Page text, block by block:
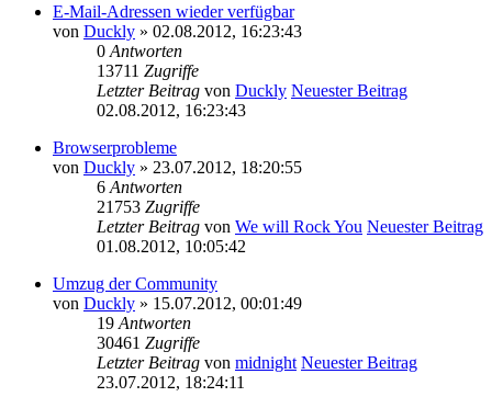
E-Mail-Adressen wieder verfügbar
von Duckly » 02.08.2012, 16:23:43
0 Antworten
13711 Zugriffe
Letzter Beitrag von Duckly Neuester Beitrag
02.08.2012, 16:23:43
Browserprobleme
von Duckly » 23.07.2012, 18:20:55
6 Antworten
21753 Zugriffe
Letzter Beitrag von We will Rock You Neuester Beitrag
01.08.2012, 10:05:42
Umzug der Community
von Duckly » 15.07.2012, 00:01:49
19 Antworten
30461 Zugriffe
Letzter Beitrag von midnight Neuester Beitrag
23.07.2012, 18:24:11